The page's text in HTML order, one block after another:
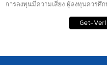
การลงทุนมีความเสี่ยง ผู้ลงทุนควรศึ
Get-